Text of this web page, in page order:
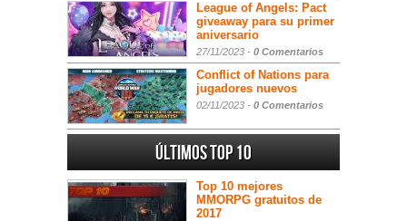
League of Angels: Pact
giveaway para su primer
aniversario
27/11/2023 - 0 Comentarios
Conflict of Nations para
jugadores nuevos
02/11/2023 - 0 Comentarios
Últimos Top 10
Top 10 mejores
MMORPG gratuitos de
2017